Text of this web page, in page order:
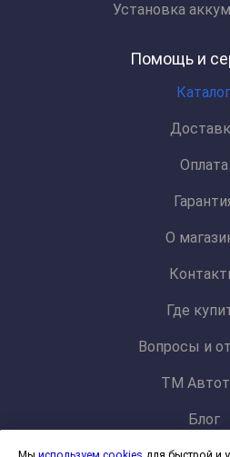
Установка
Помощь и
Каталог
Оплата
О
Где
Вопросы и
ТМ
Блог